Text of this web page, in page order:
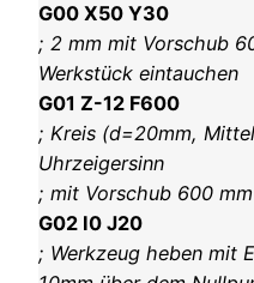
G00 X50 Y30
; 2 mm mit Vorschub
Werkstück eintauchen
G01 Z-12 F600
; Kreis (d=20mm,
Uhrzeigersinn
; mit Vorschub 600
G02 I0 J20
; Werkzeug heben mit